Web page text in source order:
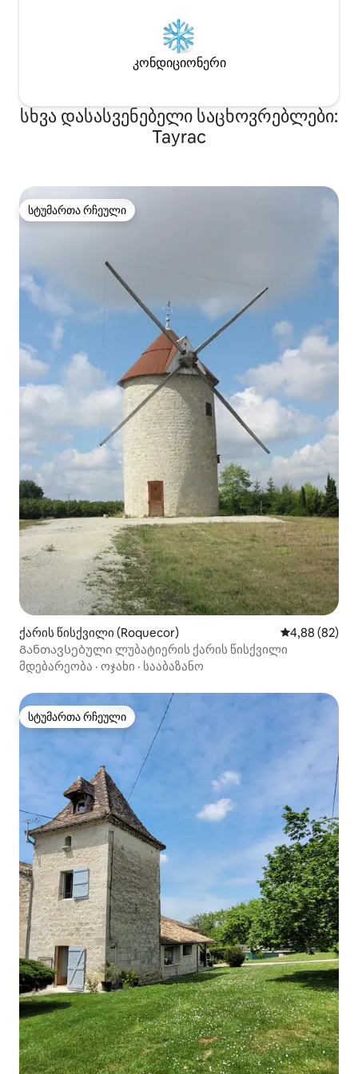
კონდიციონერი
სხვა დასასვენებელი საცხოვრებლები:
Tayrac
სტუმართა რჩეული
სტუმართა რჩეული
ქარის წისქვილი (Roquecor) საშუალო
4,88 (82)
Განთავსებული ლუბატიერის ქარის წისქვილი
მდებარეობა · ოჯახი · სააბაზანო
სტუმართა რჩეული
სტუმართა რჩეული